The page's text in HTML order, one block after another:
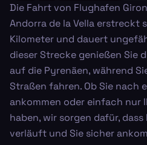
Die Fahrt von Flughafen
Andorra de la Vella erstreckt
Kilometer und dauert
dieser Strecke genießen Sie
auf die Pyrenäen, während
Straßen fahren. Ob Sie nach
ankommen oder einfach nur
haben, wir sorgen dafür,
verläuft und Sie sicher